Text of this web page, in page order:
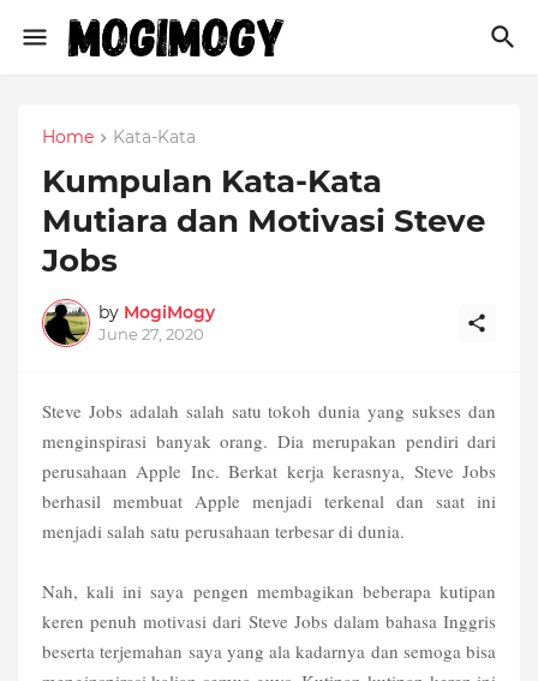
Home Kata-Kata
Kumpulan Kata-Kata
Mutiara dan Motivasi Steve
Jobs
by MogiMogy
June 27, 2020
Steve Jobs adalah salah satu tokoh dunia yang sukses dan
menginspirasi banyak orang. Dia merupakan pendiri dari
perusahaan Apple Inc. Berkat kerja kerasnya, Steve Jobs
berhasil membuat Apple menjadi terkenal dan saat ini
menjadi salah satu perusahaan terbesar di dunia.
Nah, kali ini saya pengen membagikan beberapa kutipan
keren penuh motivasi dari Steve Jobs dalam bahasa Inggris
beserta terjemahan saya yang ala kadarnya dan semoga bisa